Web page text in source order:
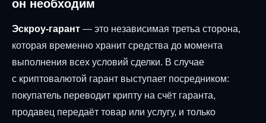
он необходим
Эскроу-гарант — это независимая третьа сторона,
которая временно хранит средства до момента
выполнения всех условий сделки. В случае
с криптовалютой гарант выступает посредником:
покупатель переводит крипту на счёт гаранта,
продавец передаёт товар или услугу, и только